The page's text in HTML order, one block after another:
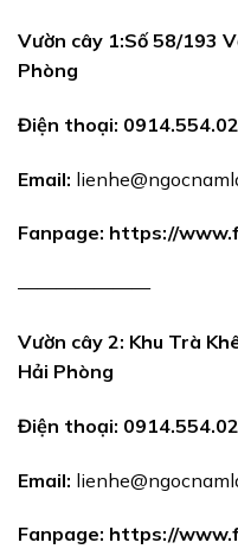
Vườn cây 1:Số 58/193
Phòng
Điện thoại:
Email:
Fanpage: https://
———————
Vườn cây 2: Khu Trà
Hải Phòng
Điện thoại:
Email:
Fanpage: https://